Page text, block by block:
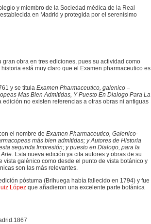
y miembro de la Sociedad médica de la Real
en Madrid y protegida por el serenísimo
obra en tres ediciones, pues su actividad como
está muy claro que el Examen pharmaceutico es
y se titula Examen Pharmaceutico, galenico –
Mas Bien Admitidas, Y Puesto En Dialogo Para La
edición no existen referencias a otras obras ni antiguas
el nombre de Examen Pharmaceutico, Galenico-
más bien admitidas; y Autores de Historia
segunda Impresión; y puesto en Dialogo, para la
Esta nueva edición ya cita autores y obras de su
galénico como desde el punto de vista botánico y
son las más relevantes.
póstuma (Brihuega había fallecido en 1794) y fue
López que añadieron una excelente parte botánica